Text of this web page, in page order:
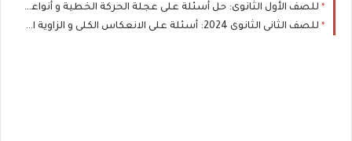
للصف الأول الثانوى: حل أسئلة على عجلة الحركة الخطية و أنواعها
للصف الثانى الثانوى 2024: أسئلة على الانعكاس الكلى و الزاوية الحرجة (جزء 2 )